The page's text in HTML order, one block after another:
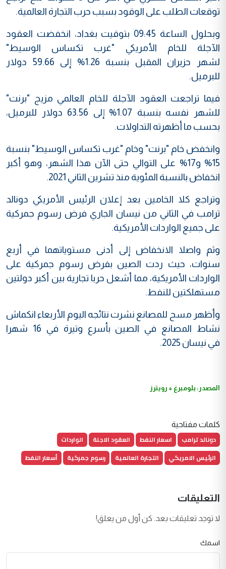
توقعات الطلب على الوقود بسبب حرب التجارة العالمية.
وبحلول الساعة 09:45 بتوقيت بغداد، انخفضت العقود
الآجلة للخام الأمريكي "غرب تكساس الوسيط"
لشهر حزيران المقبل بنسبة 1.26% إلى 59.66 دولار
للبرميل.
فيما تراجعت العقود الآجلة للخام العالمي مزيج "برنت"
للشهر نفسه بنسبة 1.07% إلى 63.56 دولار للبرميل،
بحسب ما أظهرته التداولات.
وانخفض خام "برنت" وخام "غرب تكساس الوسيط" بنسبة
15% و17% على التوالي حتى الآن هذا الشهر، وهو أكبر
انخفاض بالنسبة المئوية منذ تشرين الثاني 2021.
وتراجع كلا الخامين بعد إعلان الرئيس الأمريكي دونالد
ترامب في الثاني من نيسان الجاري فرض رسوم جمركية
على جميع الواردات الأمريكية.
وثم واصلا الانخفاض إلى أدنى مستوياتهما في أربع
سنوات، حيث ردت الصين بفرض رسوم جمركية على
الواردات الأمريكية، مما أشعل حربا تجارية بين أكبر دولتين
مستهلكتين للنفط.
وأظهر مسح للمصانع نشرت نتائجه اليوم الأربعاء انكماش
نشاط المصانع في الصين بأسرع وتيرة في 16 شهرا
في نيسان 2025.
المصدر: بلومبرغ + رويترز
كلمات مفتاحية
دونالد ترامب اسعار النفط العقود الاجلة
الواردات
الرئيس الامريكي
التجارة العالمية رسوم جمركية أسعار النفط
التعليقات
لا توجد تعليقات بعد. كن أول من يعلق!
اسمك